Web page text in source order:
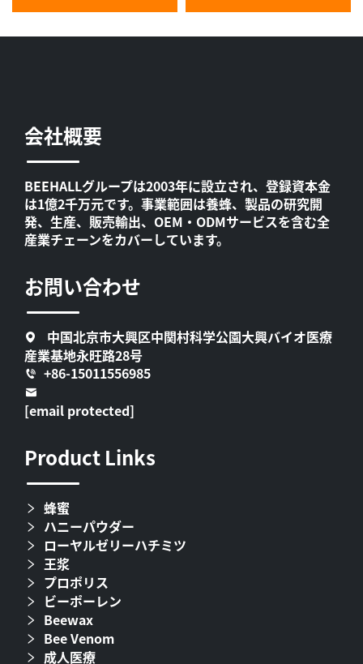
会社概要
BEEHALLグループは2003年に設立され、登録資本金
は1億2千万元です。事業範囲は養蜂、製品の研究開
発、生産、販売輸出、OEM・ODMサービスを含む全
産業チェーンをカバーしています。
お問い合わせ
中国北京市大興区中関村科学公園大興バイオ医療
産業基地永旺路28号
+86-15011556985
[email protected]
Product Links
蜂蜜
ハニーパウダー
ローヤルゼリーハチミツ
王浆
プロポリス
ビーポーレン
Beewax
Bee Venom
成人医療